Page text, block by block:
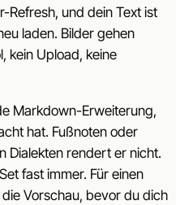
Refresh, und dein Text ist
laden. Bilder gehen
kein Upload, keine
Markdown-Erweiterung,
hat. Fußnoten oder
Dialekten rendert er nicht.
fast immer. Für einen
die Vorschau, bevor du dich